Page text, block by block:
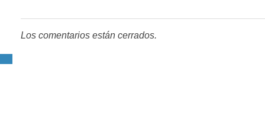
Los comentarios están cerrados.